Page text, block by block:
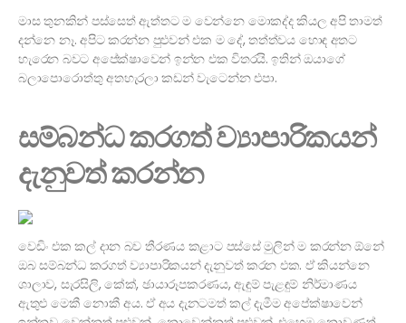
මාස තුනකින් පස්සෙත් ඇත්තට ම වෙන්නෙ මොකද්ද කියල අපි තාමත්
දන්නෙ නෑ. අපිට කරන්න පුළුවන් එක ම දේ, තත්ත්වය හොඳ අතට
හැරෙන බවට අපේක්ෂාවෙන් ඉන්න එක විතරයි. ඉතින් ඔයාගේ
බලාපොරොත්තු අතහැරලා කඩන් වැටෙන්න එපා.
සම්බන්ධ කරගත් ව්‍යාපාරිකයන්
දැනුවත් කරන්න
වෙඩිං එක කල් දාන බව තීරණය කළාට පස්සේ මුලින් ම කරන්න ඕනේ
ඔබ සම්බන්ධ කරගත් ව්‍යාපාරිකයන් දැනුවත් කරන එක. ඒ කියන්නෙ
ශාලාව, සැරසිලි, කේක්, ඡායාරූපකරණය, ඇඳුම් පැළඳුම් නිර්මාණය
ඇතුළු මෙකී නොකී අය. ඒ අය දැනටමත් කල් දැමීම අපේක්ෂාවෙන්